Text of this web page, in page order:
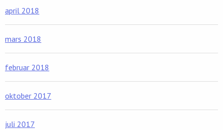
april 2018
mars 2018
februar 2018
oktober 2017
juli 2017